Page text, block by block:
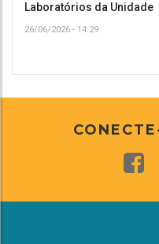
Laboratórios da Unidade
26/06/2026 - 14:29